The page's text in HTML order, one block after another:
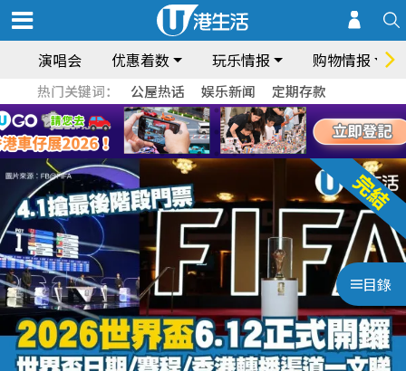
演唱会 优惠着数 玩乐情报 购物情报
热门关键词： 公屋热话 娱乐新闻 定期存款
目錄